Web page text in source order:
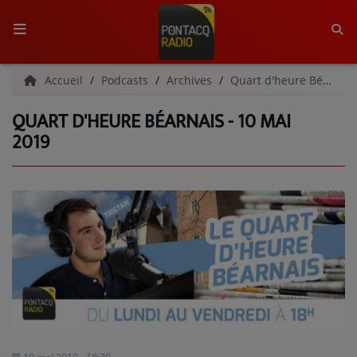
ACCUEIL
RADIO
L'ÉQUIPE
GRILLE DES PROGRAMMES
C'ÉTAIT QUOI CE TITRE ?
MÉDIAS
Accueil Podcasts Archives Quart d'heure Béarnais | Archives
QUART D'HEURE BÉARNAIS - 10 MAI
2019